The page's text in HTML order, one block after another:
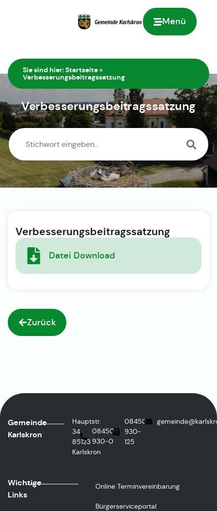
Menü
Sie sind hier:Startseite »
Verbesserungsbeitragssatzung
Verbesserungsbeitragssatzung
Verbesserungsbeitragssatzung
Datei Download
Zurück
Gemeinde
Karlskron
Hauptstr.
34,
85123
Karlskron
08450
930-0
08450
930-
125
Wichtige
Links
Online Terminvereinbarung
Bürgerserviceportal